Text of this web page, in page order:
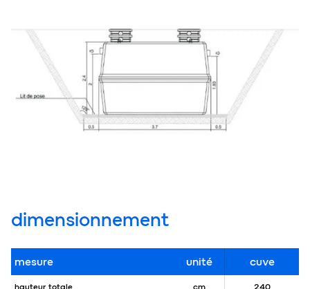
dimensionnement
mesure unité cuve
hauteur totale cm 240